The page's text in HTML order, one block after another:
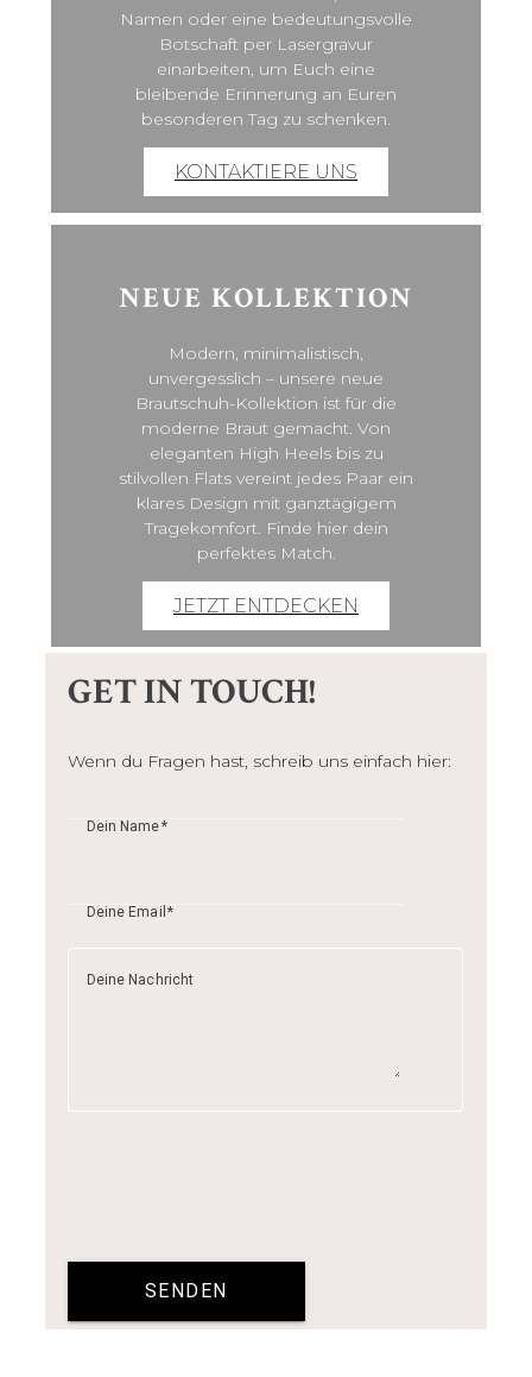
Namen oder eine bedeutungsvolle
Botschaft per Lasergravur
einarbeiten, um Euch eine
bleibende Erinnerung an Euren
besonderen Tag zu schenken.
KONTAKTIERE UNS
NEUE KOLLEKTION
Modern, minimalistisch,
unvergesslich – unsere neue
Brautschuh-Kollektion ist für die
moderne Braut gemacht. Von
eleganten High Heels bis zu
stilvollen Flats vereint jedes Paar ein
klares Design mit ganztägigem
Tragekomfort. Finde hier dein
perfektes Match.
JETZT ENTDECKEN
GET IN TOUCH!
Wenn du Fragen hast, schreib uns einfach hier:
Dein Name
Deine Email
Deine Nachricht
SENDEN